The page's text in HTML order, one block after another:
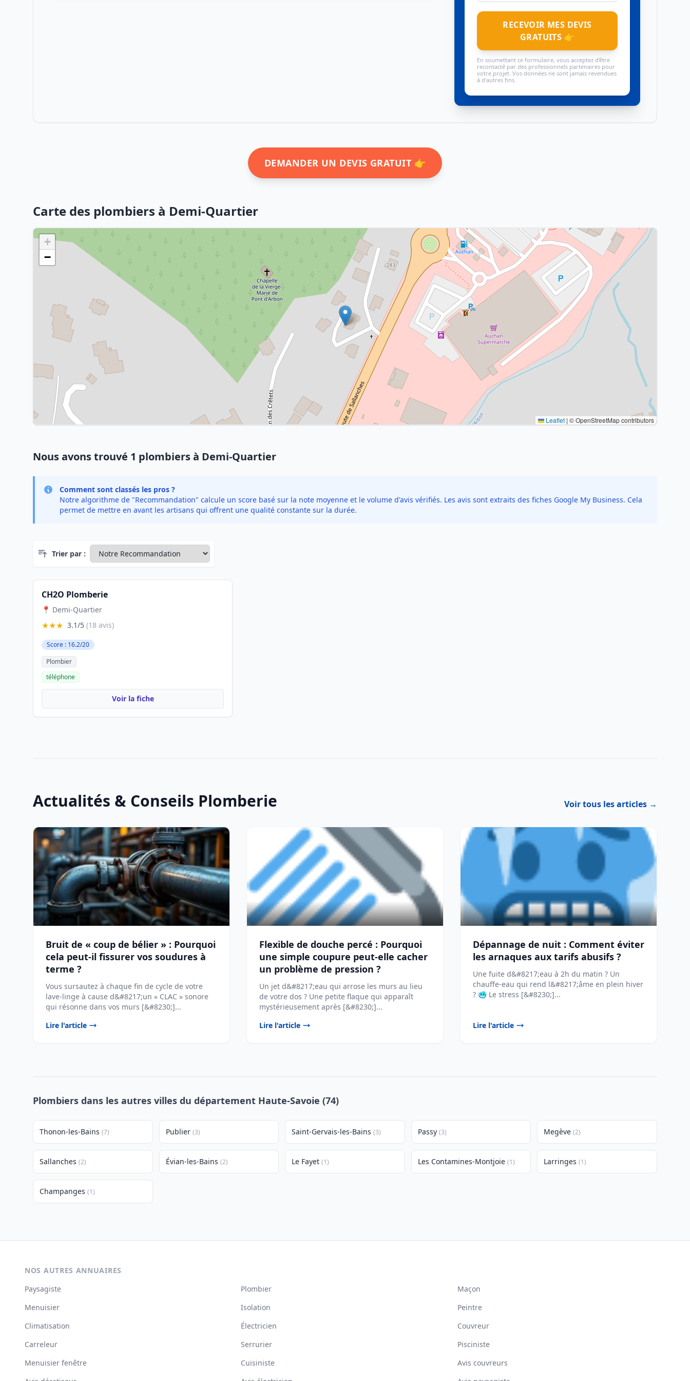
RECEVOIR MES DEVIS
GRATUITS 👉
En soumettant ce formulaire, vous acceptez d'être
recontacté par des professionnels partenaires pour
votre projet. Vos données ne sont jamais revendues
à d'autres fins.
DEMANDER UN DEVIS GRATUIT 👉
Carte des plombiers à Demi-Quartier
+
−
Leaflet | © OpenStreetMap contributors
Nous avons trouvé 1 plombiers à Demi-Quartier
Comment sont classés les pros ?
Notre algorithme de "Recommandation" calcule un score basé sur la note moyenne et le volume d'avis vérifiés. Les avis sont extraits des fiches Google My Business. Cela
permet de mettre en avant les artisans qui offrent une qualité constante sur la durée.
Trier par :
CH2O Plomberie
📍 Demi-Quartier
★★★ 3.1/5 (18 avis)
Score : 16.2/20
Plombier
téléphone
Voir la fiche
Actualités & Conseils Plomberie Voir tous les articles →
Bruit de « coup de bélier » : Pourquoi
cela peut-il fissurer vos soudures à
terme ?
Vous sursautez à chaque fin de cycle de votre
lave-linge à cause d&#8217;un « CLAC » sonore
qui résonne dans vos murs [&#8230;]...
Lire l'article
Flexible de douche percé : Pourquoi
une simple coupure peut-elle cacher
un problème de pression ?
Un jet d&#8217;eau qui arrose les murs au lieu
de votre dos ? Une petite flaque qui apparaît
mystérieusement après [&#8230;]...
Lire l'article
Dépannage de nuit : Comment éviter
les arnaques aux tarifs abusifs ?
Une fuite d&#8217;eau à 2h du matin ? Un
chauffe-eau qui rend l&#8217;âme en plein hiver
? 🥶 Le stress [&#8230;]...
Lire l'article
Plombiers dans les autres villes du département Haute-Savoie (74)
Thonon-les-Bains (7) Publier (3) Saint-Gervais-les-Bains (3) Passy (3) Megève (2)
Sallanches (2) Évian-les-Bains (2) Le Fayet (1) Les Contamines-Montjoie (1) Larringes (1)
Champanges (1)
NOS AUTRES ANNUAIRES
Paysagiste
Plombier
Maçon
Menuisier
Isolation
Peintre
Climatisation
Électricien
Couvreur
Carreleur
Serrurier
Pisciniste
Menuisier fenêtre
Cuisiniste
Avis couvreurs